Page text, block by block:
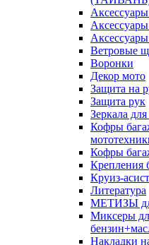
Ветровые
Воронки
Декор мото
Защита на
Защита рук
Зеркала
Кофры
Кофры
Крепления
Круиз-
Литература
МЕТИЗЫ
Миксеры
Накладки